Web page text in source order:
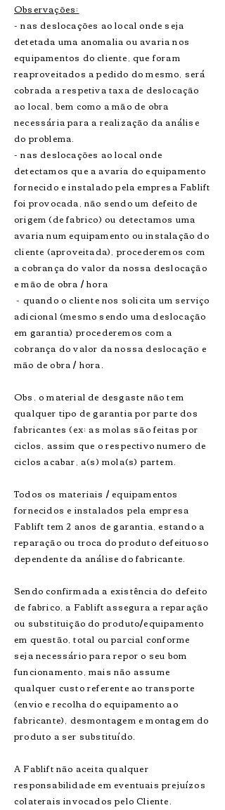
Observações:
- nas deslocações ao local onde seja
detetada uma anomalia ou avaria nos
equipamentos do cliente, que foram
reaproveitados a pedido do mesmo, será
cobrada a respetiva taxa de deslocação
ao local, bem como a mão de obra
necessária para a realização da análise
do problema.
- nas deslocações ao local onde
detectamos que a avaria do equipamento
fornecido e instalado pela empresa Fablift
foi provocada, não sendo um defeito de
origem (de fabrico) ou detectamos uma
avaria num equipamento ou instalação do
cliente (aproveitada), procederemos com
a cobrança do valor da nossa deslocação
e mão de obra / hora
- quando o cliente nos solicita um serviço
adicional (mesmo sendo uma deslocação
em garantia) procederemos com a
cobrança do valor da nossa deslocação e
mão de obra / hora.
Obs. o material de desgaste não tem
qualquer tipo de garantia por parte dos
fabricantes (ex: as molas são feitas por
ciclos, assim que o respectivo numero de
ciclos acabar, a(s) mola(s) partem.
Todos os materiais / equipamentos
fornecidos e instalados pela empresa
Fablift tem 2 anos de garantia, estando a
reparação ou troca do produto defeituoso
dependente da análise do fabricante.
Sendo confirmada a existência do defeito
de fabrico, a Fablift assegura a reparação
ou substituição do produto/equipamento
em questão, total ou parcial conforme
seja necessário para repor o seu bom
funcionamento, mais não assume
qualquer custo referente ao transporte
(envio e recolha do equipamento ao
fabricante), desmontagem e montagem do
produto a ser substituído.
A Fablift não aceita qualquer
responsabilidade em eventuais prejuízos
colaterais invocados pelo Cliente.